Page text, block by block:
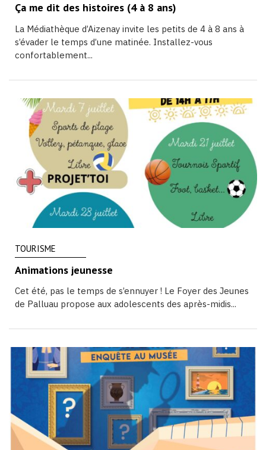
Ça me dit des histoires (4 à 8 ans)
La Médiathèque d’Aizenay invite les petits de 4 à 8 ans à
s’évader le temps d’une matinée. Installez-vous
confortablement...
TOURISME
Animations jeunesse
Cet été, pas le temps de s’ennuyer ! Le Foyer des Jeunes
de Palluau propose aux adolescents des après-midis...